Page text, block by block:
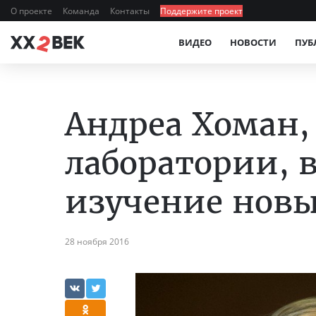
О проекте Команда Контакты Поддержите проект
ВИДЕО НОВОСТИ
Андреа Хоман,
лаборатории,
изучение
28 ноября 2016